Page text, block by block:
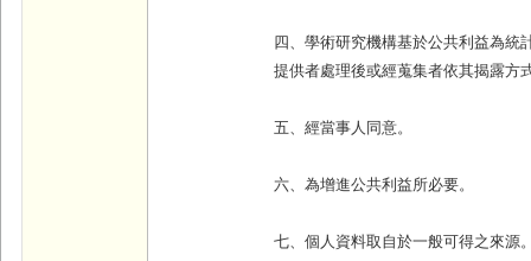
四、學術研究機構基於公共利益為統
提供者處理後或經蒐集者依其揭露方
五、經當事人同意。
六、為增進公共利益所必要。
七、個人資料取自於一般可得之來源